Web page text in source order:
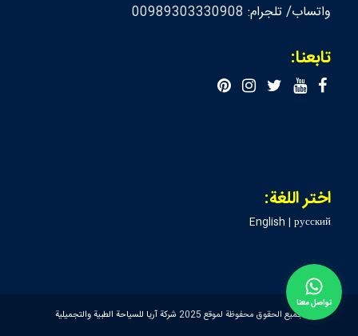
واتساب/ تلجرام: 00989303330908
تابعنا:
اختر اللغة:
English |русский
جميع الحقوق محفوظة لموقع 2025 شركة آريا للسياحة الطبية والتجميلية
تواصل معنا